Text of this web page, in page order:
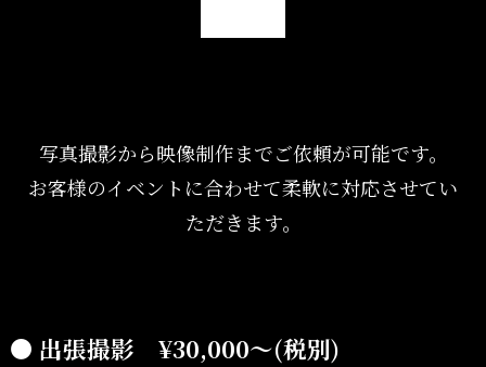
写真撮影から映像制作までご依頼が可能です。
お客様のイベントに合わせて柔軟に対応させてい
ただきます。
● 出張撮影 ¥30,000〜(税別)